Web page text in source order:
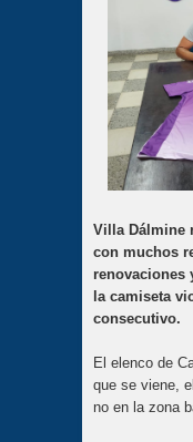
Villa Dálmine
con muchos
renovaciones
la camiseta
consecutivo.
El elenco de
que se viene,
no en la zona